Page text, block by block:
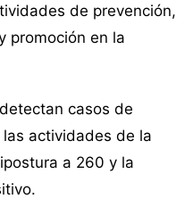
de prevención,
promoción en la
casos de
actividades de la
a 260 y la